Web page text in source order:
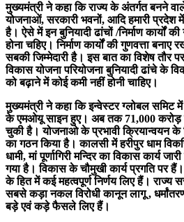
मुख्यमंत्री ने कहा कि राज्य के अंतर्गत बनने
योजनाओं, सरकारी भवनों, आदि हमारी प्रदेश
है। ऐसे में इन बुनियादी ढांचों /निर्माण कार्यों
होना चहिए। निर्माण कार्यों की गुणवत्ता
सबकी जिम्मेदारी है। इस बात का विशेष तौर
विकास योजना परियोजना बुनियादी ढांचे के
को बढ़ाने में कोई कमी नहीं होनी चाहिए।
मुख्यमंत्री ने कहा कि इन्वेस्टर ग्लोबल
के एमओयू साइन हुए। अब तक 71,000 करोड़
चुकी है। योजनाओ के प्रभावी क्रियान्वयन के
का गठन किया है। कालसी में हरीपुर धाम
धामी, मां पूर्णागिरी मन्दिर का विकास कार्य
गया है। विकास के चौमुखी कार्य प्रगति पर
के हित में कई महत्वपूर्ण निर्णय लिए हैं। राज्य
सबसे कड़ा नकल विरोधी कानून लागू ,
बड़े एवं कड़े फैसले लिए हैं।